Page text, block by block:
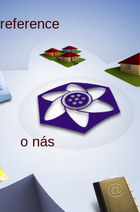
reference
o nás